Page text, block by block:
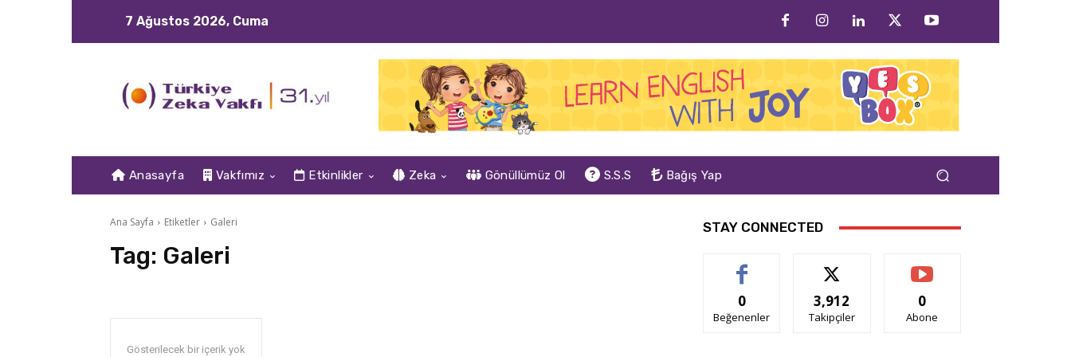
7 Ağustos 2026, Cuma
Anasayfa Vakfımız Etkinlikler Zeka Gönüllümüz Ol S.S.S Bağış Yap
Ana Sayfa Etiketler Galeri
Tag: Galeri
Gösterilecek bir içerik yok
STAY CONNECTED
0
Beğenenler
3,912
Takipçiler
0
Abone